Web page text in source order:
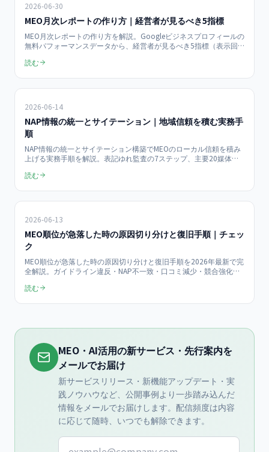
2026-06-30
MEO月次レポートの作り方｜経営者が見るべき5指標
MEO月次レポートの作り方を解説。Googleビジネスプロフィールの
無料パフォーマンスデータから、経営者が見るべき5指標（表示回
ションプランと連動した数字の追い方、A4一枚テンプレート、ROI
読む
2026-06-14
NAP情報の統一とサイテーション｜地域信頼を積む実務手
順
NAP情報の統一とサイテーション構築でMEOのローカル信頼を積み
上げる実務手順を解説。表記ゆれ監査の7ステップ、主要20媒体へ
で着手できる2026年最新チェックリストを月¥49,800のMEO支援目
読む
2026-06-13
MEO順位が急落した時の原因切り分けと復旧手順｜チェッ
ク
MEO順位が急落した時の原因切り分けと復旧手順を2026年最新で完
全解説。ガイドライン違反・NAP不一致・口コミ減少・競合強化・
定し、平均2〜8週間での復旧プロセスを具体的な数値と手順で提示
読む
MEO・AI活用の新サービス・先行案内を
メールでお届け
新サービスリリース・新機能アップデート・実
践ノウハウなど、公開事例より一歩踏み込んだ
情報をメールでお届けします。配信頻度は内容
に応じて随時、いつでも解除できます。
メールアドレス